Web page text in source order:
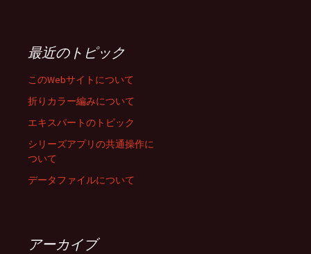
最近のトピック
このWebサイトについて
折りカラー編みについて
エキスパートのトピック
シリーズアプリの共通操作に
ついて
データファイルについて
アーカイブ